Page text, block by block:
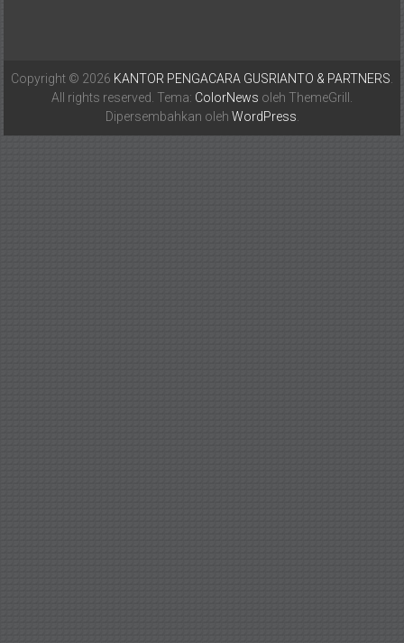
Copyright © 2026 KANTOR PENGACARA GUSRIANTO & PARTNERS
All rights reserved. Tema: ColorNews oleh ThemeGrill.
Dipersembahkan oleh WordPress